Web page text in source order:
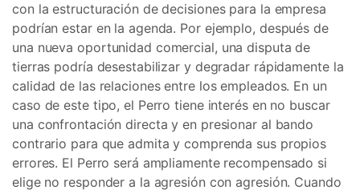
con la estructuración de decisiones para la empresa
podrían estar en la agenda. Por ejemplo, después de
una nueva oportunidad comercial, una disputa de
tierras podría desestabilizar y degradar rápidamente la
calidad de las relaciones entre los empleados. En un
caso de este tipo, el Perro tiene interés en no buscar
una confrontación directa y en presionar al bando
contrario para que admita y comprenda sus propios
errores. El Perro será ampliamente recompensado si
elige no responder a la agresión con agresión. Cuando